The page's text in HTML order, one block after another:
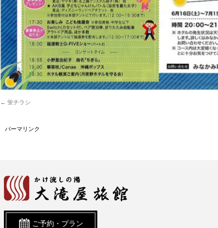
蛍チラシ
パーマリンク
ご予約・プラン